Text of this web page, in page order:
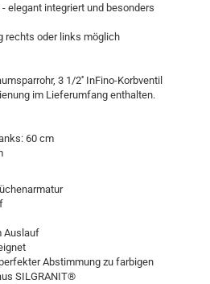
elegant integriert und besonders
rechts oder links möglich
3 1/2'' InFino-Korbventil
im Lieferumfang enthalten.
60 cm
Auslauf
Abstimmung zu farbigen
SILGRANIT®